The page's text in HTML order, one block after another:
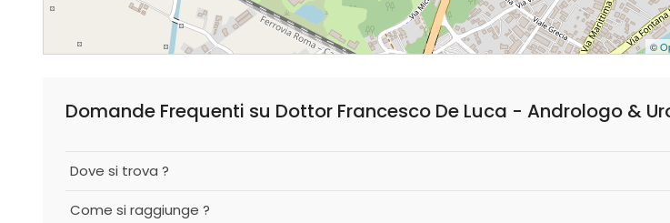
©
Dove si trova ?
Come si raggiunge ?